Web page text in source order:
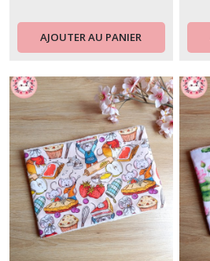
AJOUTER AU PANIER